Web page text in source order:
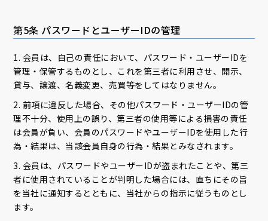
第5条 パスワードとユーザーIDの管理
1. 会員は、自己の責任において、パスワード・ユーザーIDを
管理・保管するものとし、これを第三者に利用させ、開示、
貸与、譲渡、名義変更、売買等をしてはなりません。
2. 前項に違反した場合、その他パスワード・ユーザーIDの管
理不十分、使用上の誤り、第三者の使用等による損害の責任
は会員が負い、会員のパスワードやユーザーIDを使用した行
為・結果は、当該会員自身の行為・結果とみなされます。
3. 会員は、パスワードやユーザーIDが盗まれたことや、第三
者に使用されていることが判明した場合には、直ちにその旨
を当社に通知するとともに、当社からの指示に従うものとし
ます。